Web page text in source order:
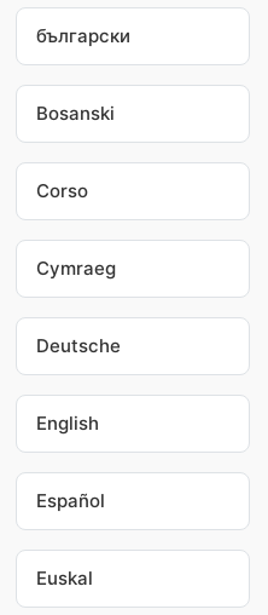
български
Bosanski
Corso
Cymraeg
Deutsche
English
Español
Euskal